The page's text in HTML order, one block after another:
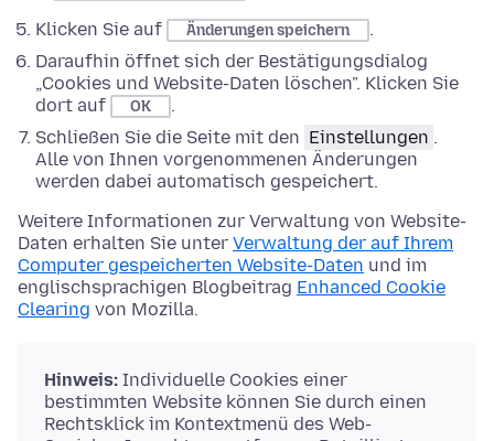
Klicken Sie auf
Änderungen speichern
.
Daraufhin öffnet sich der Bestätigungsdialog
„Cookies und Website-Daten löschen". Klicken Sie
dort auf
OK
.
Schließen Sie die Seite mit den Einstellungen .
Alle von Ihnen vorgenommenen Änderungen
werden dabei automatisch gespeichert.
Weitere Informationen zur Verwaltung von Website-
Daten erhalten Sie unter Verwaltung der auf Ihrem
Computer gespeicherten Website-Daten und im
englischsprachigen Blogbeitrag Enhanced Cookie
Clearing von Mozilla.
Hinweis: Individuelle Cookies einer
bestimmten Website können Sie durch einen
Rechtsklick im Kontextmenü des Web-